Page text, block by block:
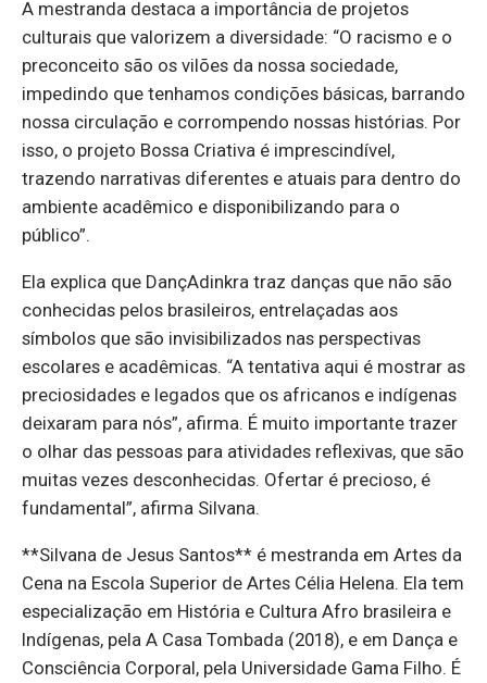
A mestranda destaca a importância de projetos
culturais que valorizem a diversidade: “O racismo e o
preconceito são os vilões da nossa sociedade,
impedindo que tenhamos condições básicas, barrando
nossa circulação e corrompendo nossas histórias. Por
isso, o projeto Bossa Criativa é imprescindível,
trazendo narrativas diferentes e atuais para dentro do
ambiente acadêmico e disponibilizando para o
público”.
Ela explica que DançAdinkra traz danças que não são
conhecidas pelos brasileiros, entrelaçadas aos
símbolos que são invisibilizados nas perspectivas
escolares e acadêmicas. “A tentativa aqui é mostrar as
preciosidades e legados que os africanos e indígenas
deixaram para nós”, afirma. É muito importante trazer
o olhar das pessoas para atividades reflexivas, que são
muitas vezes desconhecidas. Ofertar é precioso, é
fundamental”, afirma Silvana.
**Silvana de Jesus Santos** é mestranda em Artes da
Cena na Escola Superior de Artes Célia Helena. Ela tem
especialização em História e Cultura Afro brasileira e
Indígenas, pela A Casa Tombada (2018), e em Dança e
Consciência Corporal, pela Universidade Gama Filho. É